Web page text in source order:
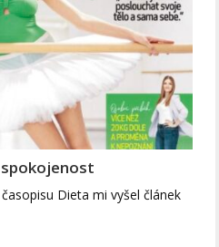
Dieta mi vyšel článek